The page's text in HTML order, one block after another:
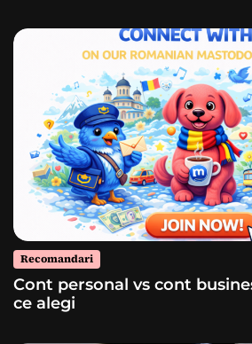
Recomandari
Cont personal vs cont
ce alegi